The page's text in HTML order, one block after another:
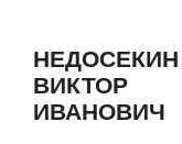
НЕДОСЕКИН
ВИКТОР
ИВАНОВИЧ